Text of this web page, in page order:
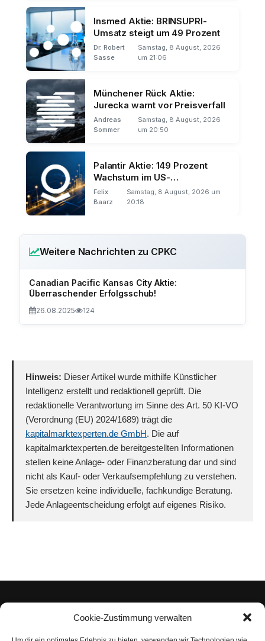
Cookie-Zustimmung verwalten
Insmed Aktie: BRINSUPRI-
Umsatz steigt um 49 Prozent
Dr. Robert
Sasse
Samstag, 8 August, 2026
um 21:06
Münchener Rück Aktie:
Jurecka warnt vor Preisverfall
Andreas
Sommer
Samstag, 8 August, 2026
um 20:50
Palantir Aktie: 149 Prozent
Wachstum im US-
Privatkundengeschäft
Felix
Baarz
Samstag, 8 August, 2026 um
20:18
Weitere Nachrichten zu CPKC
Canadian Pacific Kansas City Aktie:
Überraschender Erfolgsschub!
26.08.2025 124
Hinweis: Dieser Artikel wurde mithilfe Künstlicher
Intelligenz erstellt und redaktionell geprüft. Die
redaktionelle Verantwortung im Sinne des Art. 50 KI-VO
(Verordnung (EU) 2024/1689) trägt die
kapitalmarktexperten.de GmbH. Die auf
kapitalmarktexperten.de bereitgestellten Informationen
stellen keine Anlage- oder Finanzberatung dar und sind
nicht als Kauf- oder Verkaufsempfehlung zu verstehen.
Sie ersetzen keine individuelle, fachkundige Beratung.
Jede Anlageentscheidung erfolgt auf eigenes Risiko.